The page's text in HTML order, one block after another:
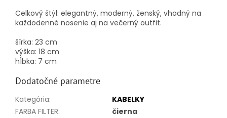
Celkový štýl: elegantný, moderný, ženský, vhodný na
každodenné nosenie aj na večerný outfit.
šírka: 23 cm
výška: 18 cm
hĺbka: 7 cm
Dodatočné parametre
Kategória:
KABELKY
FARBA FILTER:
čierna